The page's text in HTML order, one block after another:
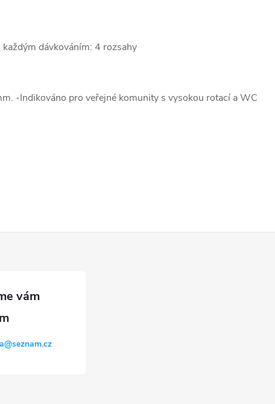
dávkováním: 4 rozsahy
-Indikováno pro veřejné komunity s vysokou rotací a WC
@seznam.cz